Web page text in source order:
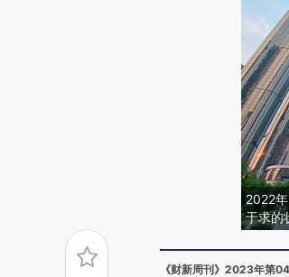
2022
于求的
《财新周刊》2023年第